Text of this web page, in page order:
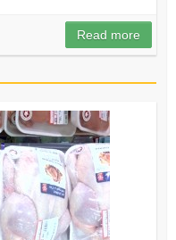
Read more